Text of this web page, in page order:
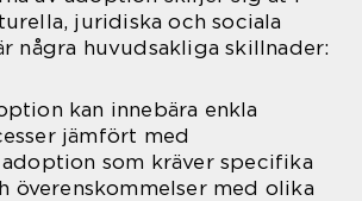
juridiska och sociala
några huvudsakliga skillnader:
kan innebära enkla
jämfört med
som kräver specifika
överenskommelser med olika